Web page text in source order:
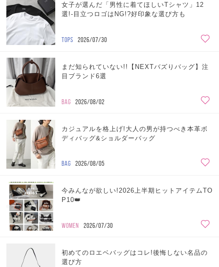
女子が選んだ「男性に着てほしいTシャツ」12
選!-目立つロゴはNG!?好印象な選び方も
TOPS 2026/07/30
まだ知られていない!!【NEXTバズりバッグ】注
目ブランド6選
BAG 2026/08/02
カジュアルを格上げ!大人の男が持つべき本革ボ
ディバッグ&ショルダーバッグ
BAG 2026/08/05
今みんなが欲しい!2026上半期ヒットアイテムTO
P10👑
WOMEN 2026/07/30
初めてのロエベバッグはコレ!後悔しない名品の
選び方